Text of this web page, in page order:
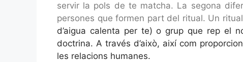
servir la pols de te matcha. La segona
persones que formen part del ritual. Un
d’aigua calenta per te) o grup que rep el
doctrina. A través d’això, així com
les relacions humanes.